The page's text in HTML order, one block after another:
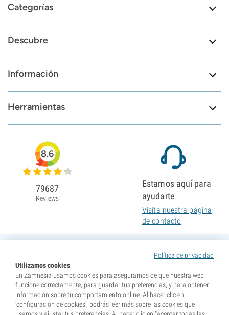
Categorías
Descubre
Información
Herramientas
Política de privacidad
Utilizamos cookies
En Zamnesia usamos cookies para asegurarnos de que nuestra web
funcione correctamente, para guardar tus preferencias, y para obtener
información sobre tu comportamiento online. Al hacer clic en
'configuración de cookies', podrás leer más sobre las cookies que
8.6
79687
Reviews
Estamos aquí para
ayudarte
Visita nuestra página
de contacto